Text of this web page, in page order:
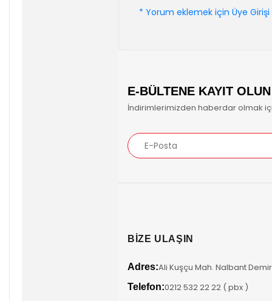
* Yorum eklemek için Üye Girişi
E-BÜLTENE KAYIT OLUN
İndirimlerimizden haberdar olmak
BİZE ULAŞIN
Adres:Ali Kuşçu Mah. Nalbant Demir
Telefon:0212 532 22 22 ( pbx )